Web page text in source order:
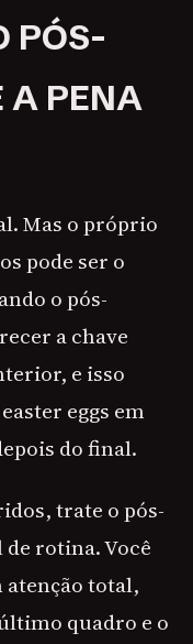
PÓS-
A PENA
Mas o próprio
pode ser o
o pós-
a chave
e isso
eggs em
do final.
trate o pós-
rotina. Você
total,
quadro e o